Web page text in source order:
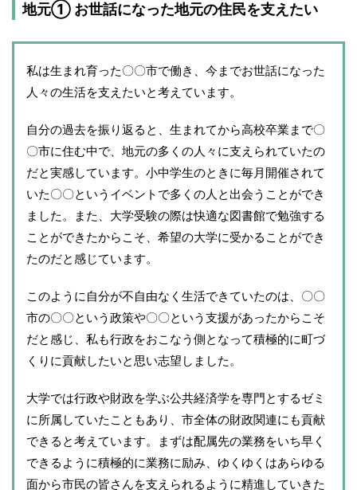
地元① お世話になった地元の住民を支えたい
私は生まれ育った〇〇市で働き、今までお世話になった
人々の生活を支えたいと考えています。
自分の過去を振り返ると、生まれてから高校卒業まで〇
〇市に住む中で、地元の多くの人々に支えられていたの
だと実感しています。小中学生のときに毎月開催されて
いた〇〇というイベントで多くの人と出会うことができ
ました。また、大学受験の際は快適な図書館で勉強する
ことができたからこそ、希望の大学に受かることができ
たのだと感じています。
このように自分が不自由なく生活できていたのは、〇〇
市の〇〇という政策や〇〇という支援があったからこそ
だと感じ、私も行政をおこなう側となって積極的に町づ
くりに貢献したいと思い志望しました。
大学では行政や財政を学ぶ公共経済学を専門とするゼミ
に所属していたこともあり、市全体の財政関連にも貢献
できると考えています。まずは配属先の業務をいち早く
できるように積極的に業務に励み、ゆくゆくはあらゆる
面から市民の皆さんを支えられるように精進していきた